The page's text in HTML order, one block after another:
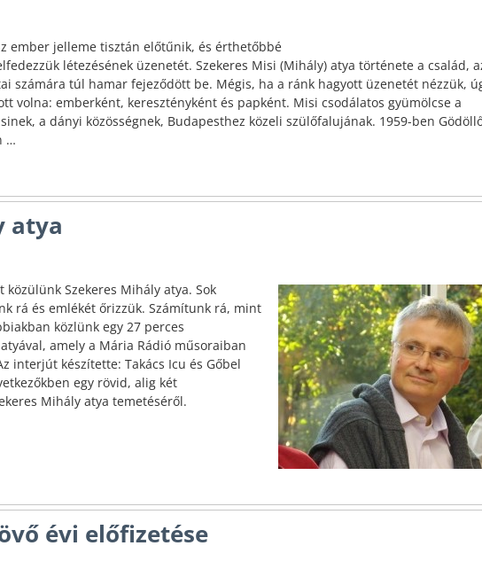
ember jelleme tisztán előtűnik, és érthetőbbé
létezésének üzenetét. Szekeres Misi (Mihály) atya története a család,
számára túl hamar fejeződött be. Mégis, ha a ránk hagyott üzenetét nézzük,
volna: emberként, keresztényként és papként. Misi csodálatos gyümölcse a
a dányi közösségnek, Budapesthez közeli szülőfalujának. 1959-ben
…
atya
Szekeres Mihály atya. Sok
rá és emlékét őrizzük. Számítunk rá, mint
közlünk egy 27 perces
amely a Mária Rádió műsoraiban
interjút készítette: Takács Icu és Gőbel
egy rövid, alig két
Mihály atya temetéséről.
évi előfizetése